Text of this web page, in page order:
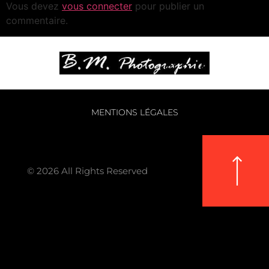
Vous devez vous connecter pour publier un
commentaire.
MENTIONS LÉGALES
© 2026 All Rights Reserved